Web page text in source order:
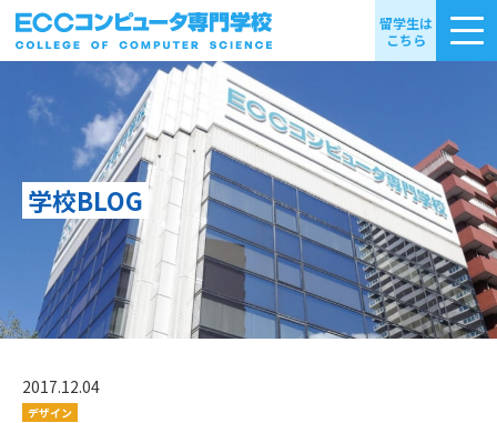
留学生は
こちら
学校BLOG
2017.12.04
デザイン